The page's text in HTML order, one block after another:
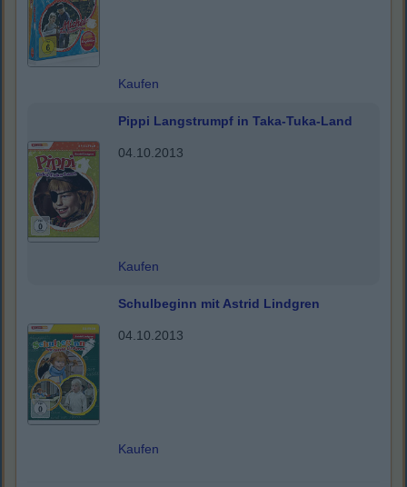
Kaufen
Pippi Langstrumpf in Taka-Tuka-Land
04.10.2013
Kaufen
Schulbeginn mit Astrid Lindgren
04.10.2013
Kaufen